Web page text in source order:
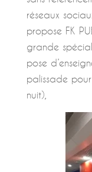
réseaux
propose FK
grande
pose
palissade
nuit),